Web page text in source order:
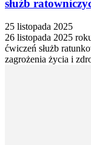
służb
25 listopada 2025
26 listopada 2025
ćwiczeń służb
zagrożenia życia i